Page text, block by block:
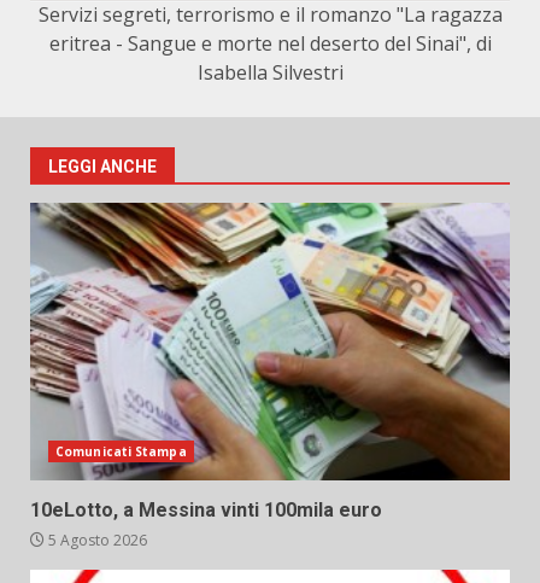
Servizi segreti, terrorismo e il romanzo "La ragazza
eritrea - Sangue e morte nel deserto del Sinai", di
Isabella Silvestri
LEGGI ANCHE
Comunicati Stampa
10eLotto, a Messina vinti 100mila euro
5 Agosto 2026